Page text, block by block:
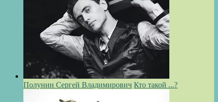
Полунин Сергей Владимирович Кто такой ...?